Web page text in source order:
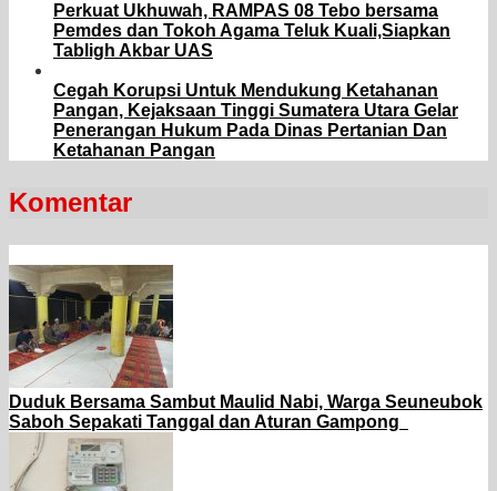
Perkuat Ukhuwah, RAMPAS 08 Tebo bersama
Pemdes dan Tokoh Agama Teluk Kuali,Siapkan
Tabligh Akbar UAS
Cegah Korupsi Untuk Mendukung Ketahanan
Pangan, Kejaksaan Tinggi Sumatera Utara Gelar
Penerangan Hukum Pada Dinas Pertanian Dan
Ketahanan Pangan
Komentar
Duduk Bersama Sambut Maulid Nabi, Warga Seuneubok
Saboh Sepakati Tanggal dan Aturan Gampong